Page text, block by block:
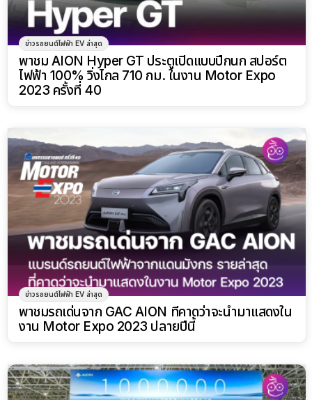
ข่าวรถยนต์ไฟฟ้า EV ล่าสุด
พาชม AION Hyper GT ประตูเปิดแบบปีกนก สปอร์ต
ไฟฟ้า 100% วิ่งไกล 710 กม. ในงาน Motor Expo
2023 ครั้งที่ 40
ข่าวรถยนต์ไฟฟ้า EV ล่าสุด
พาชมรถเด่นจาก GAC AION ที่คาดว่าจะนำมาแสดงใน
งาน Motor Expo 2023 ปลายปีนี้